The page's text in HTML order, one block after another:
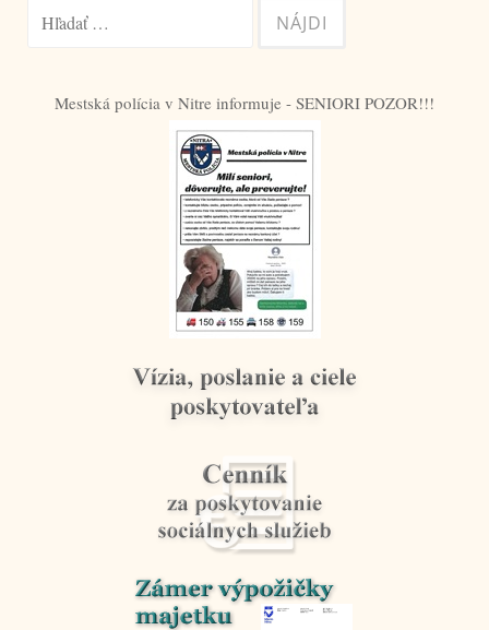
Hľadať:
Mestská polícia v Nitre informuje - SENIORI POZOR!!!